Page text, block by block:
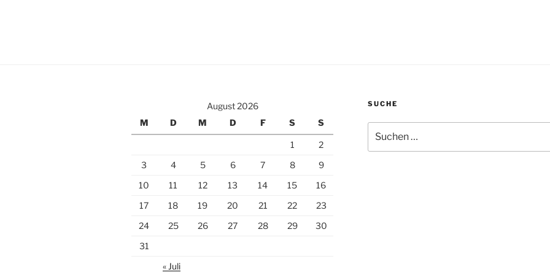
August 2026
M
D M D F S S
1
2
3
4 5 6 7 8
9
10
11 12 13 14 15
16
17
18 19 20 21 22
23
24
25 26 27 28 29
30
31
« Juli
SUCHE
nach: